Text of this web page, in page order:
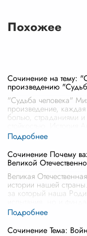
Похожее
Сочинение на тему:
произведению
"Судьба человека"
произведение,
болью, страданиями и
Сочинение Почему
Великой
Великая
истории нашей
за который наша
Сочинение Тема: